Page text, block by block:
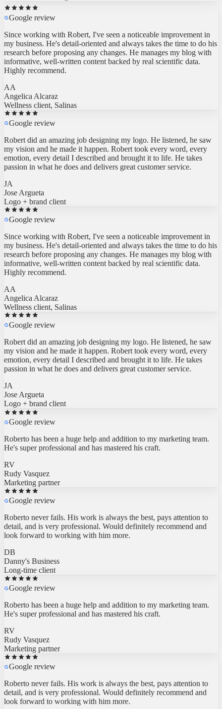
Google review
my business. He's detail-oriented and always takes the time to do his
research before proposing any changes. He manages my blog with
informative, well-written content backed by real scientific data.
Highly recommend.
Angelica Alcaraz
Wellness client, Salinas
Google review
my vision and he made it happen. Robert took every word, every
emotion, every detail I described and brought it to life. He takes
passion in what he does and delivers great customer service.
Jose Argueta
Logo + brand client
Google review
my business. He's detail-oriented and always takes the time to do his
research before proposing any changes. He manages my blog with
informative, well-written content backed by real scientific data.
Highly recommend.
Angelica Alcaraz
Wellness client, Salinas
Google review
my vision and he made it happen. Robert took every word, every
emotion, every detail I described and brought it to life. He takes
passion in what he does and delivers great customer service.
Jose Argueta
Logo + brand client
Google review
He's super professional and has mastered his craft.
Rudy Vasquez
Marketing partner
Google review
detail, and is very professional. Would definitely recommend and
look forward to working with him more.
Danny's Business
Long-time client
Google review
He's super professional and has mastered his craft.
Rudy Vasquez
Marketing partner
Google review
detail, and is very professional. Would definitely recommend and
look forward to working with him more.